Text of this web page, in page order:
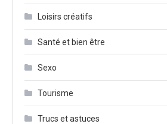
Loisirs créatifs
Santé et bien être
Sexo
Tourisme
Trucs et astuces